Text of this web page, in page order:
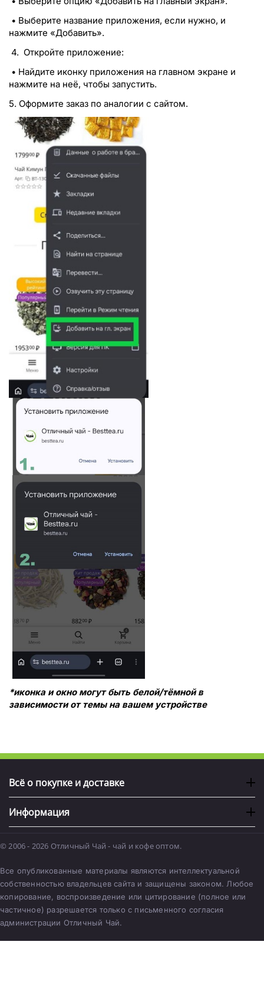
• Выберите название приложения, если нужно, и
нажмите «Добавить».
4. Откройте приложение:
• Найдите иконку приложения на главном экране и
нажмите на неё, чтобы запустить.
5. Оформите заказ по аналогии с сайтом.
*иконка и окно могут быть белой/тёмной в
зависимости от темы на вашем устройстве
Всё о покупке и доставке
Информация
© 2006 - 2026 Отличный Чай - чай и кофе оптом.
Все опубликованные материалы являются интеллектуальной
собственностью владельцев сайта и защищены законом. Любое
копирование, воспроизведение или цитирование (полное или
частичное) разрешается только с письменного согласия
администрации Отличный Чай.